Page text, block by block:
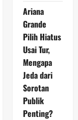
Ariana
Grande
Pilih Hiatus
Usai Tur,
Mengapa
Jeda dari
Sorotan
Publik
Penting?